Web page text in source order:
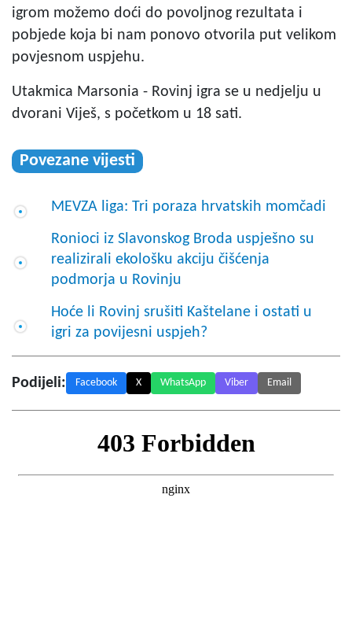
igrom možemo doći do povoljnog rezultata i
pobjede koja bi nam ponovo otvorila put velikom
povjesnom uspjehu.
Utakmica Marsonia - Rovinj igra se u nedjelju u
dvorani Viješ, s početkom u 18 sati.
Povezane vijesti
MEVZA liga: Tri poraza hrvatskih momčadi
Ronioci iz Slavonskog Broda uspješno su
realizirali ekološku akciju čišćenja
podmorja u Rovinju
Hoće li Rovinj srušiti Kaštelane i ostati u
igri za povijesni uspjeh?
Podijeli: Facebook X WhatsApp Viber Email